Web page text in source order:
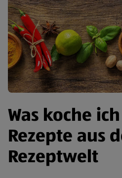
Was koche
Rezepte aus
Rezeptwelt